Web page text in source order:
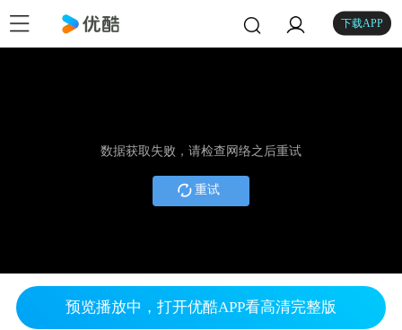
下载APP
数据获取失败，请检查网络之后重试
重试
预览播放中，打开优酷APP看高清完整版